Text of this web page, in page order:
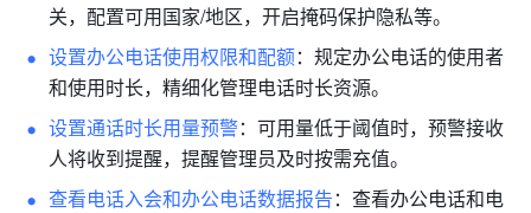
关，配置可用国家/地区，开启掩码保护隐私等。
设置办公电话使用权限和配额：规定办公电话的使用者
和使用时长，精细化管理电话时长资源。
设置通话时长用量预警：可用量低于阈值时，预警接收
人将收到提醒，提醒管理员及时按需充值。
查看电话入会和办公电话数据报告：查看办公电话和电